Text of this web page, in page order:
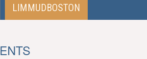
LIMMUDBOSTON